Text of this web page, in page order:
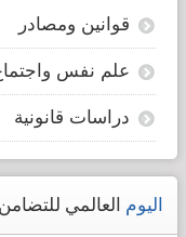
قوانين ومصادر
علم نفس
دراسات قانونية
اليوم العالمي